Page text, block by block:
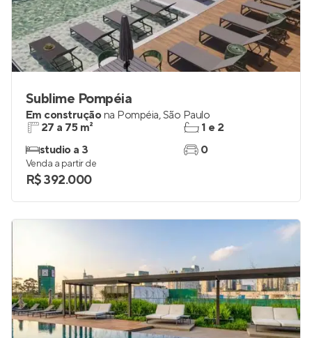
Sublime Pompéia
Em construçãona Pompéia,São Paulo
27 a 75 m²
studio a 3
1 e 2
0
Venda a partir de
R$ 392.000